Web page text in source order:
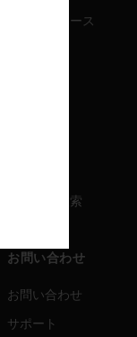
プレスリリース
求人情報検索
お問い合わせ
お問い合わせ
サポート